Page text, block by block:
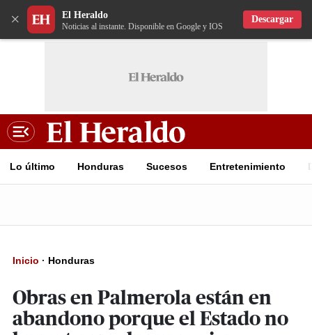
× El Heraldo
Noticias al instante. Disponible en Google y IOS
Descargar
Lo último Honduras Sucesos Entretenimiento
Inicio · Honduras
Obras en Palmerola están en
abandono porque el Estado no